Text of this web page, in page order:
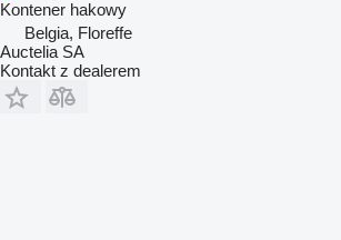
Kontener hakowy
Belgia, Floreffe
Auctelia SA
Kontakt z dealerem